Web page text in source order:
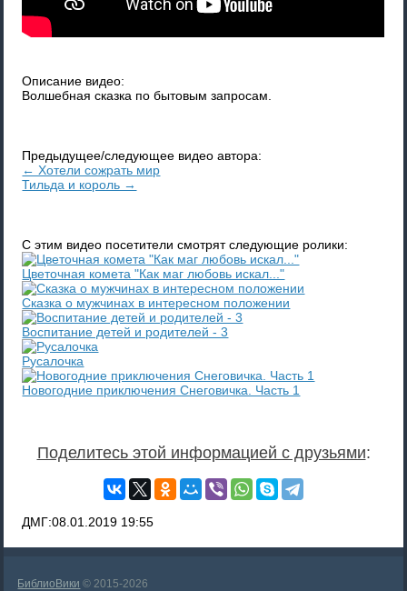
Описание видео:
Волшебная сказка по бытовым запросам.
Предыдущее/следующее видео автора:
← Хотели сожрать мир
Тильда и король →
С этим видео посетители смотрят следующие ролики:
Цветочная комета "Как маг любовь искал..."
Сказка о мужчинах в интересном положении
Воспитание детей и родителей - 3
Русалочка
Новогодние приключения Снеговичка. Часть 1
Поделитесь этой информацией с друзьями:
ДМГ:08.01.2019 19:55
БиблиоВики © 2015-2026